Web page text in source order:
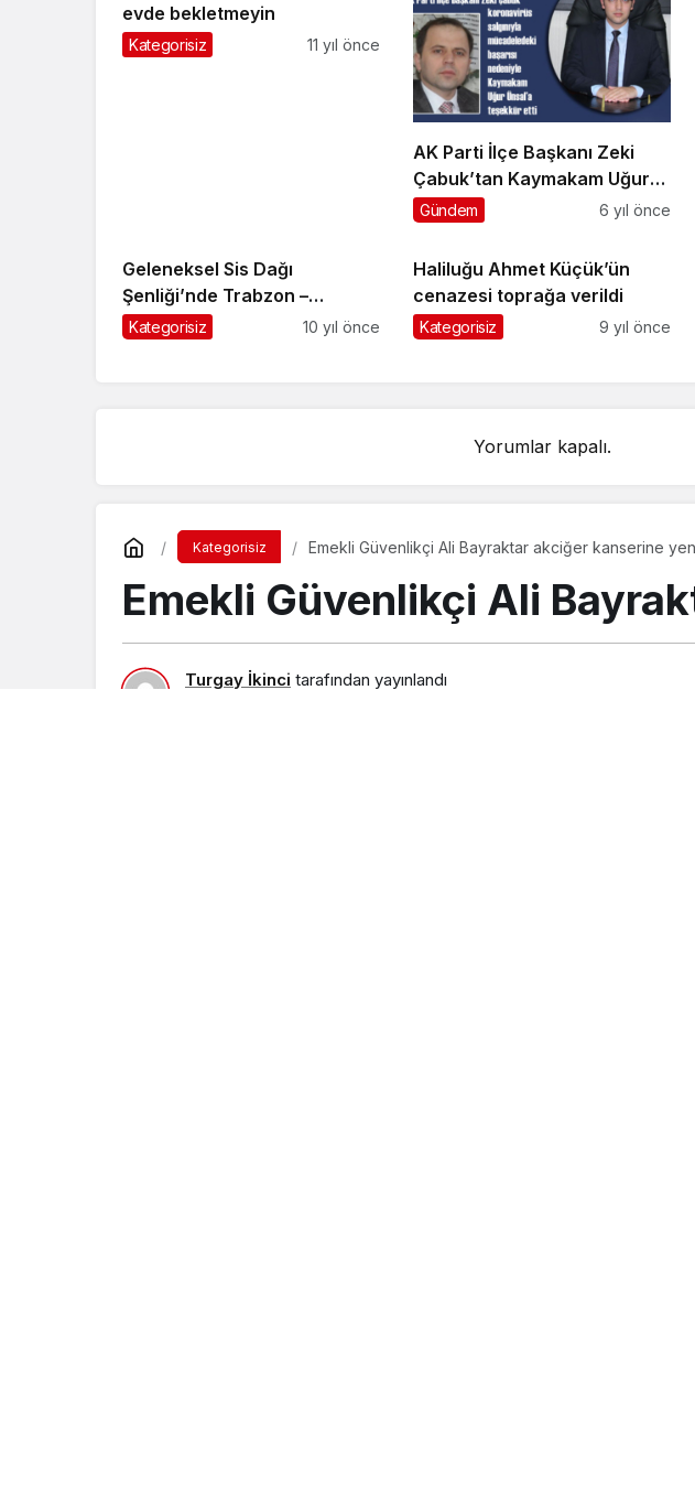
evde bekletmeyin
Kategorisiz 11 yıl önce
AK Parti İlçe Başkanı Zeki
Çabuk’tan Kaymakam Uğur
Ünsal’a teşekkür
Gündem 6 yıl önce
Geleneksel Sis Dağı
Şenliği’nde Trabzon –
Giresun elele
Kategorisiz 10 yıl önce
Haliluğu Ahmet Küçük’ün
cenazesi toprağa verildi
Kategorisiz 9 yıl önce
Yorumlar kapalı.
Kategorisiz Emekli Güvenlikçi Ali Bayraktar akciğer kanserine
Emekli Güvenlikçi Ali
Turgay İkinci tarafından yayınlandı